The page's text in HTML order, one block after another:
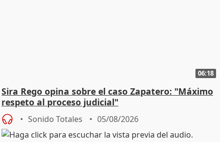
06:18
Sira Rego opina sobre el caso Zapatero: "Máximo
respeto al proceso judicial"
Sonido Totales 05/08/2026